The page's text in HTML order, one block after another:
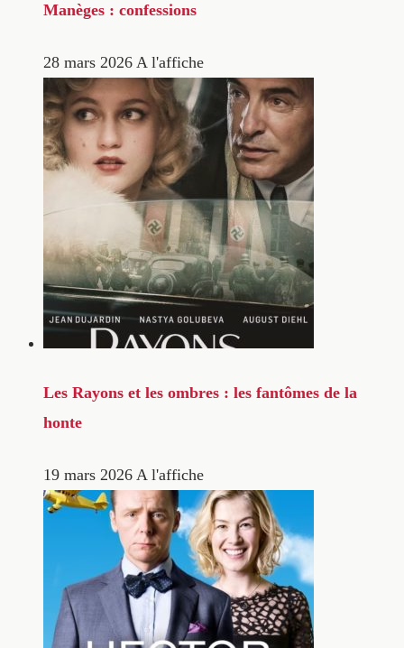
Manèges : confessions
28 mars 2026 A l'affiche
Les Rayons et les ombres : les fantômes de la
honte
19 mars 2026 A l'affiche